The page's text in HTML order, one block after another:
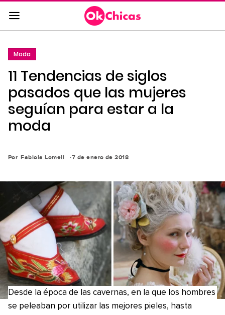
Saltar
al
contenido
la
navegación
principal
Moda
11 Tendencias de siglos
pasados que las mujeres
seguían para estar a la
moda
Por Fabiola Lomeli 7 de enero de 2018
Desde la época de las cavernas, en la que los hombres
se peleaban por utilizar las mejores pieles, hasta